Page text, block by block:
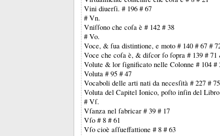
Vini diuerſi. # 196 # 67
# Vn.
Vniſſono che coſa è # 142 # 38
# Vo.
Voce, & ſua distintione, e moto # 140 # 67 #
Voce che coſa è, & diſcor ſo ſopra # 139 # 71
Volute & lor ſignificato nelle Colonne # 104 #
Voluta # 95 # 47
Vocaboli delle arti nati da necesſità # 227 # 75
Voluta del Capitel Ionico, poſto inſin del
# Vſ.
Vſanza nel ſabricar # 39 # 17
Vſo # 8 # 61
Vſo cioè aſſueffattione # 8 # 63